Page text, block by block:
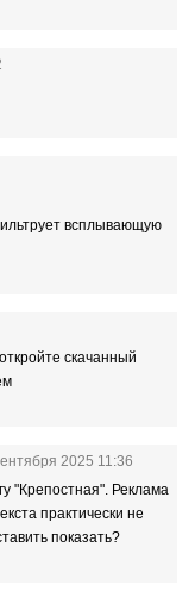
всплывающую
скачанный
2025 11:36
"Крепостная". Реклама
практически не
показать?